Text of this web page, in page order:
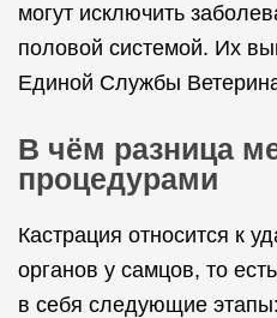
могут исключить
половой системой. Их
Единой Службы
В чём разница
процедурами
Кастрация относится к
органов у самцов, то
в себя следующие этапы: